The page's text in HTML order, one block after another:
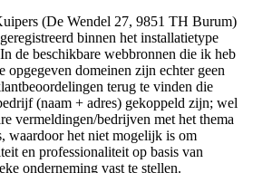
(De Wendel 27, 9851 TH Burum)
binnen het installatietype
de beschikbare webbronnen die ik heb
opgegeven domeinen zijn echter geen
terug te vinden die
(naam + adres) gekoppeld zijn; wel
vermeldingen/bedrijven met het thema
waardoor het niet mogelijk is om
en professionaliteit op basis van
onderneming vast te stellen.